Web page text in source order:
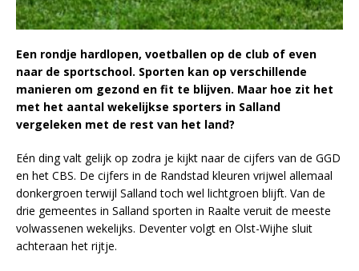
Een rondje hardlopen, voetballen op de club of even
naar de sportschool. Sporten kan op verschillende
manieren om gezond en fit te blijven. Maar hoe zit het
met het aantal wekelijkse sporters in Salland
vergeleken met de rest van het land?
Eén ding valt gelijk op zodra je kijkt naar de cijfers van de GGD
en het CBS. De cijfers in de Randstad kleuren vrijwel allemaal
donkergroen terwijl Salland toch wel lichtgroen blijft. Van de
drie gemeentes in Salland sporten in Raalte veruit de meeste
volwassenen wekelijks. Deventer volgt en Olst-Wijhe sluit
achteraan het rijtje.